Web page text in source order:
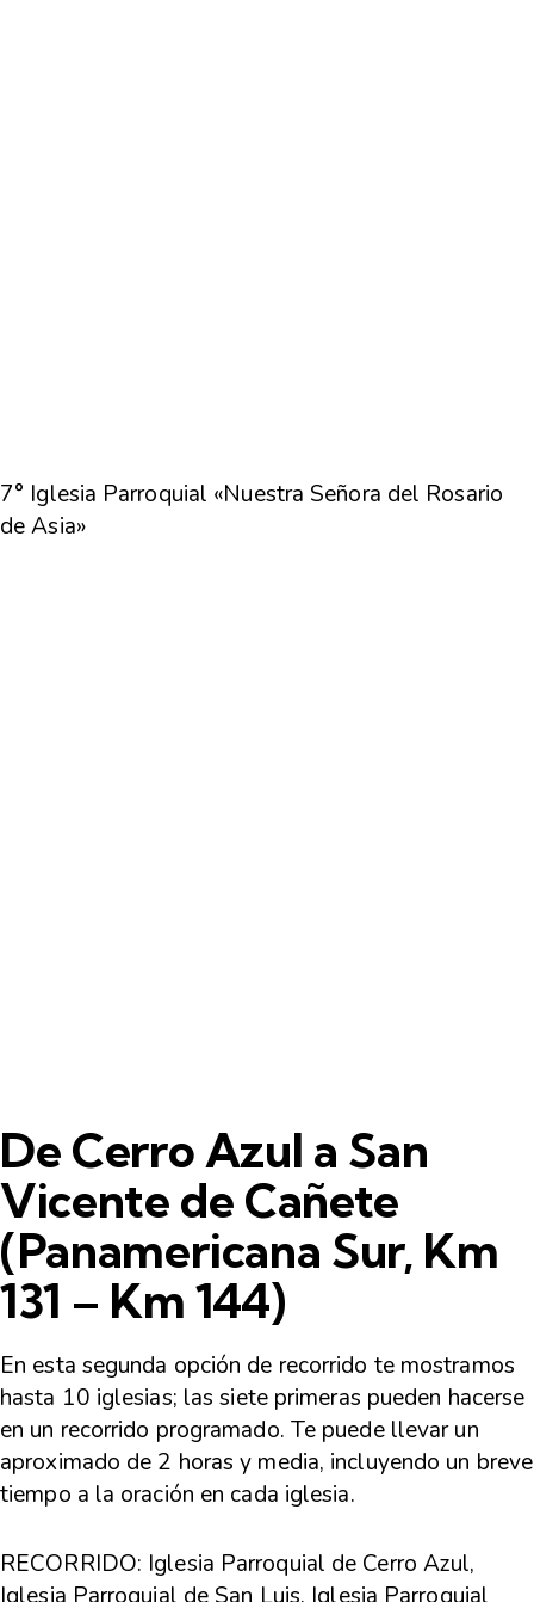
7° Iglesia Parroquial «Nuestra Señora del Rosario
de Asia»
De Cerro Azul a San
Vicente de Cañete
(Panamericana Sur, Km
131 – Km 144)
En esta segunda opción de recorrido te mostramos
hasta 10 iglesias; las siete primeras pueden hacerse
en un recorrido programado. Te puede llevar un
aproximado de 2 horas y media, incluyendo un breve
tiempo a la oración en cada iglesia.
RECORRIDO: Iglesia Parroquial de Cerro Azul,
Iglesia Parroquial de San Luis. Iglesia Parroquial